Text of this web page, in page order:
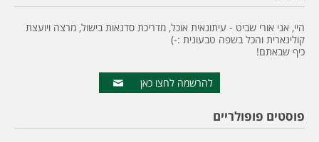
היי, אני אורי שביט - עיתונאית אוכל, מדריכת סדנאות בישול, מרצה ויועצת
קולינארית והכל בשפה טבעונית :-)
כיף שבאתם!
להרשמה לחצו כאן
פוסטים פופולריים